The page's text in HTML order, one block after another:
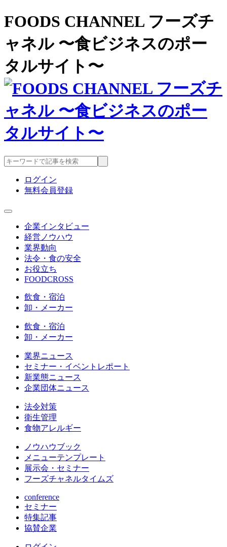
FOODS CHANNEL フーズチ
ャネル 〜食ビジネスのポー
タルサイト〜
ログイン
無料会員登録
企業インタビュー
経営ノウハウ
業界動向
法令・食の安全
お役立ち
FOODCROSS
飲食・宿泊
卸・メーカー
飲食・宿泊
卸・メーカー
業界ニュース
セミナー・イベントレポート
新業態ニュース
企業団体ニュース
法令対策
衛生管理
食物アレルギー
ノウハウブック
メニューテンプレート
展示会・セミナー
フーズチャネルタイムズ
conference
セミナー
特集記事
協賛企業